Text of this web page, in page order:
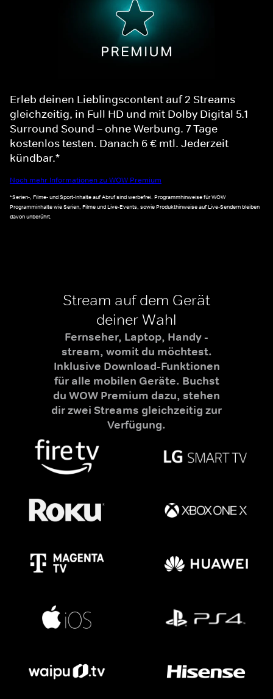
Erleb deinen Lieblingscontent auf 2 Streams
gleichzeitig, in Full HD und mit Dolby Digital 5.1
Surround Sound – ohne Werbung. 7 Tage
kostenlos testen. Danach 6 € mtl. Jederzeit
kündbar.*
Noch mehr Informationen zu WOW Premium
*Serien-, Filme- und Sport-Inhalte auf Abruf sind werbefrei. Programmhinweise für WOW
Programminhalte wie Serien, Filme und Live-Events, sowie Produkthinweise auf Live-Sendern bleiben
davon unberührt.
Stream auf dem Gerät
deiner Wahl
Fernseher, Laptop, Handy -
stream, womit du möchtest.
Inklusive Download-Funktionen
für alle mobilen Geräte. Buchst
du WOW Premium dazu, stehen
dir zwei Streams gleichzeitig zur
Verfügung.